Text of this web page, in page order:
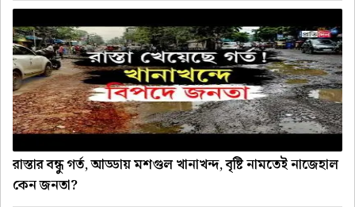
রাস্তার বন্ধু গর্ত, আড্ডায় মশগুল খানাখন্দ, বৃষ্টি নামতেই নাজেহাল
কেন জনতা?